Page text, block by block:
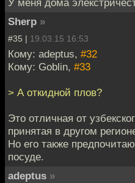
У меня дома
Sherp »
#35 | 19.03.15 16:53
Кому: adeptus, #32
Кому: Goblin, #33
> А откидной плов?
Это отличная от
принятая в другом
Но его также
посуде.
adeptus »